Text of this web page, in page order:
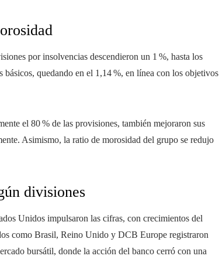
por insolvencias descendieron un 1 %, hasta los
quedando en el 1,14 %, en línea con los objetivos
el 80 % de las provisiones, también mejoraron sus
Asimismo, la ratio de morosidad del grupo se redujo
divisiones
Unidos impulsaron las cifras, con crecimientos del
como Brasil, Reino Unido y DCB Europe registraron
bursátil, donde la acción del banco cerró con una